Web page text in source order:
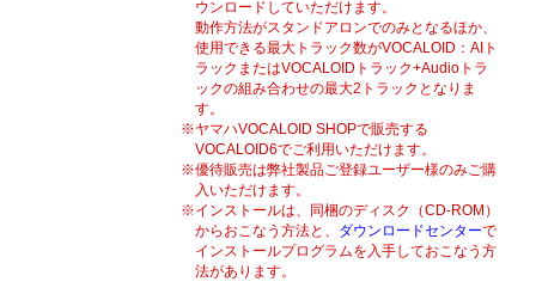
ウンロードしていただけます。
動作方法がスタンドアロンでのみとなるほか、
使用できる最大トラック数がVOCALOID：AIト
ラックまたはVOCALOIDトラック+Audioトラ
ックの組み合わせの最大2トラックとなりま
す。
ヤマハVOCALOID SHOPで販売する
VOCALOID6でご利用いただけます。
優待販売は弊社製品ご登録ユーザー様のみご購
入いただけます。
インストールは、同梱のディスク（CD-ROM）
からおこなう方法と、 ダウンロードセンターで
インストールプログラムを入手しておこなう方
法があります。